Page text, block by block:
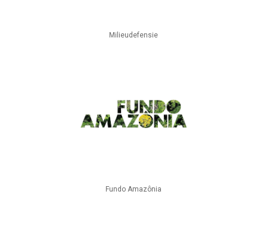
Milieudefensie
Fundo Amazônia